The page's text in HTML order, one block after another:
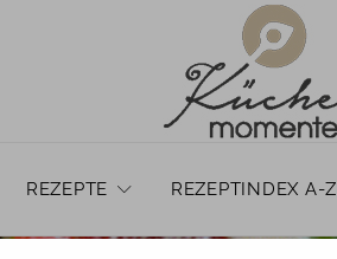
REZEPTE REZEPTINDEX A-Z